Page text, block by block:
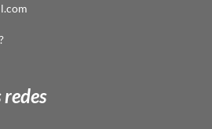
redes